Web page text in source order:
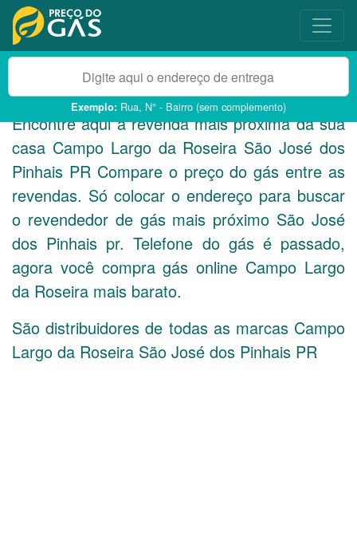
Exemplo: Rua, N° - Bairro (sem complemento)
Encontre aqui a revenda mais próxima da sua
casa Campo Largo da Roseira São José dos
Pinhais PRCompare o preço do gás entre as
revendas. Só colocar o endereço para buscar
o revendedor de gás mais próximo São José
dos Pinhais pr. Telefone do gás é passado,
agora você compra gás online Campo Largo
da Roseira mais barato.
São distribuidores de todas as marcas Campo
Largo da Roseira São José dos Pinhais PR